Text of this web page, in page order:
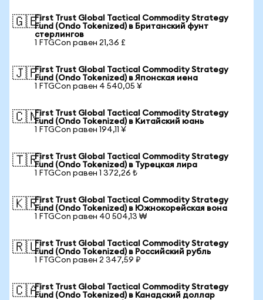
🇬🇧First Trust Global Tactical Commodity Strategy
Fund (Ondo Tokenized) в Британский фунт
стерлингов
1 FTGCon равен 21,36 £
🇯🇵First Trust Global Tactical Commodity Strategy
Fund (Ondo Tokenized) в Японская иена
1 FTGCon равен 4 540,05 ¥
🇨🇳First Trust Global Tactical Commodity Strategy
Fund (Ondo Tokenized) в Китайский юань
1 FTGCon равен 194,11 ¥
🇹🇷First Trust Global Tactical Commodity Strategy
Fund (Ondo Tokenized) в Турецкая лира
1 FTGCon равен 1 372,26 ₺
🇰🇷First Trust Global Tactical Commodity Strategy
Fund (Ondo Tokenized) в Южнокорейская вона
1 FTGCon равен 40 504,13 ₩
🇷🇺First Trust Global Tactical Commodity Strategy
Fund (Ondo Tokenized) в Российский рубль
1 FTGCon равен 2 347,59 ₽
🇨🇦First Trust Global Tactical Commodity Strategy
Fund (Ondo Tokenized) в Канадский доллар